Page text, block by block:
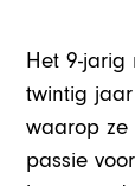
Het 9-jarig
twintig
waarop ze
passie